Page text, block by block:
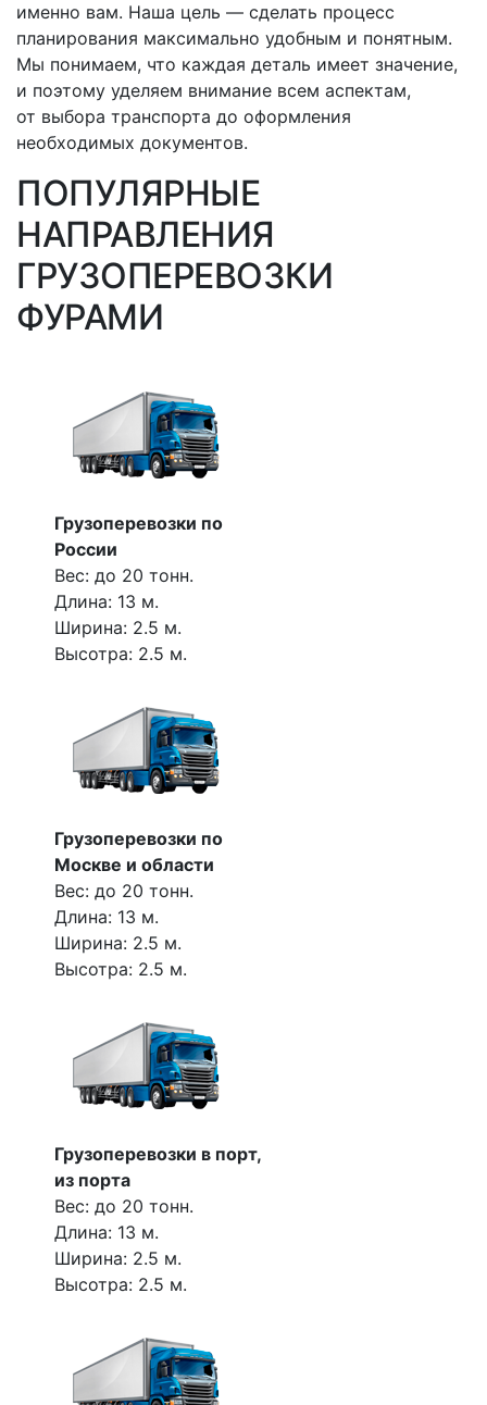
именно вам. Наша цель — сделать процесс
планирования максимально удобным и понятным.
Мы понимаем, что каждая деталь имеет значение,
и поэтому уделяем внимание всем аспектам,
от выбора транспорта до оформления
необходимых документов.
ПОПУЛЯРНЫЕ
НАПРАВЛЕНИЯ
ГРУЗОПЕРЕВОЗКИ
ФУРАМИ
Грузоперевозки по
России
Вес: до 20 тонн.
Длина: 13 м.
Ширина: 2.5 м.
Высотра: 2.5 м.
Грузоперевозки по
Москве и области
Вес: до 20 тонн.
Длина: 13 м.
Ширина: 2.5 м.
Высотра: 2.5 м.
Грузоперевозки в порт,
из порта
Вес: до 20 тонн.
Длина: 13 м.
Ширина: 2.5 м.
Высотра: 2.5 м.